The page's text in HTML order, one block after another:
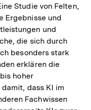
Studie von Felten,
Ergebnisse und
und
die sich durch
besonders stark
erklären die
hoher
dass KI im
Fachwissen